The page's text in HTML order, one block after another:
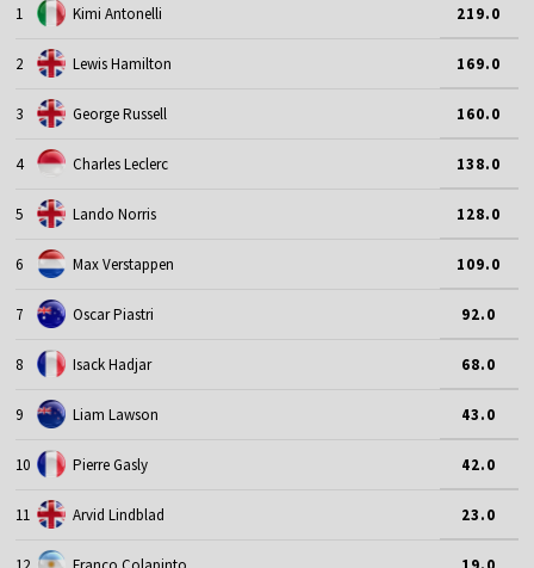
1 Kimi Antonelli 219.0
2 Lewis Hamilton 169.0
3 George Russell 160.0
4 Charles Leclerc 138.0
5 Lando Norris 128.0
6 Max Verstappen 109.0
7 Oscar Piastri 92.0
8 Isack Hadjar 68.0
9 Liam Lawson 43.0
10 Pierre Gasly 42.0
11 Arvid Lindblad 23.0